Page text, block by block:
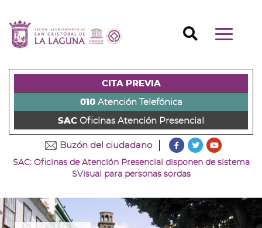
contenido
principal
página
s)
a
la
la
+
Ir
al
la
+
Ir
principal
u)
Mostrar/
Buscador
CITA PREVIA
010Atención Telefónica
SAC Oficinas Atención Presencial
Buzón del ciudadano
???
Ir
a
página
de
Facebook
???
Ir
página
de
Twitter
Ir
canal
de
Youtube
SAC: Oficinas de Atención Presencial disponen de sistema
SVisual para personas sordas